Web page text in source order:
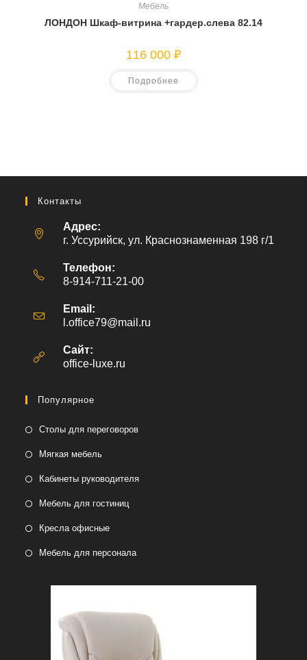
Мебель
ЛОНДОН Шкаф-витрина +гардер.слева 82.14
116 000 ₽
Подробнее
Контакты
Адрес:
г. Уссурийск, ул. Краснознаменная 198 г/1
Телефон:
8-914-711-21-00
Email:
l.office79@mail.ru
Сайт:
office-luxe.ru
Популярное
Столы для переговоров
Мягкая мебель
Кабинеты руководителя
Мебель для гостиниц
Кресла офисные
Мебель для персонала